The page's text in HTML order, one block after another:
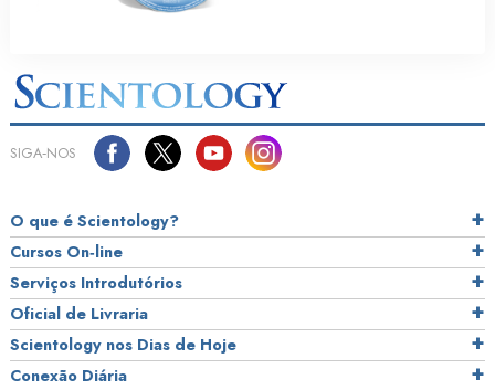
SIGA‑NOS
O que é Scientology?
Cursos On‑line
Serviços Introdutórios
Oficial de Livraria
Scientology nos Dias de Hoje
Conexão Diária